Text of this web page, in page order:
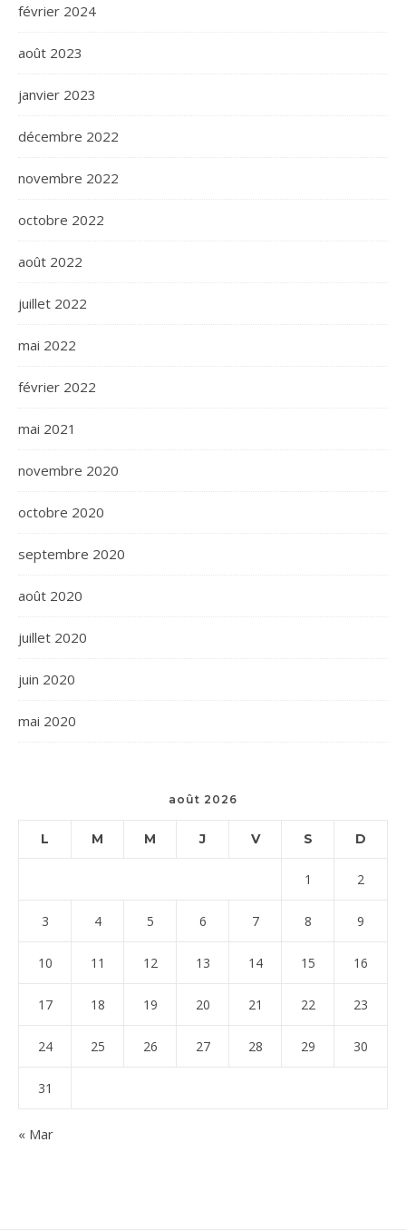
février 2024
août 2023
janvier 2023
décembre 2022
novembre 2022
octobre 2022
août 2022
juillet 2022
mai 2022
février 2022
mai 2021
novembre 2020
octobre 2020
septembre 2020
août 2020
juillet 2020
juin 2020
mai 2020
août 2026
L M M J V S D
1 2
3 4 5 6 7 8 9
10 11 12 13 14 15 16
17 18 19 20 21 22 23
24 25 26 27 28 29 30
31
« Mar